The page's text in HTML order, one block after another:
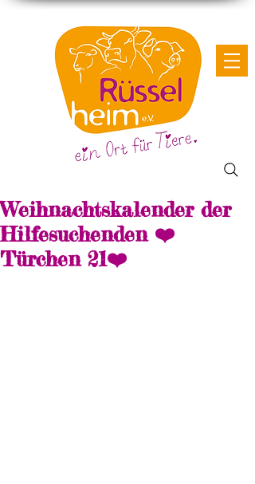
Weihnachtskalender der
Hilfesuchenden ❤️
Türchen 21❤️